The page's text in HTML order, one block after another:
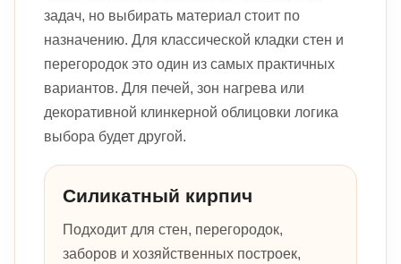
задач, но выбирать материал стоит по
назначению. Для классической кладки стен и
перегородок это один из самых практичных
вариантов. Для печей, зон нагрева или
декоративной клинкерной облицовки логика
выбора будет другой.
Силикатный кирпич
Подходит для стен, перегородок,
заборов и хозяйственных построек,